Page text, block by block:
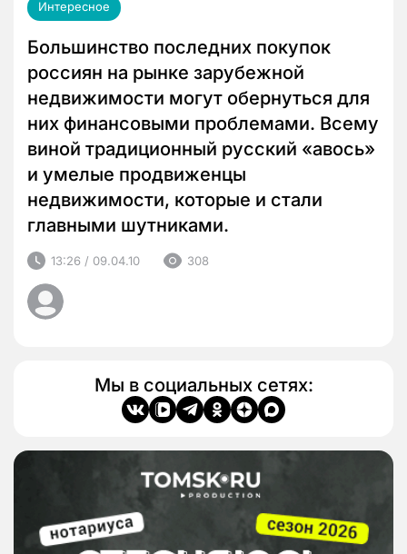
Интересное
Большинство последних покупок
россиян на рынке зарубежной
недвижимости могут обернуться для
них финансовыми проблемами. Всему
виной традиционный русский «авось»
и умелые продвиженцы
недвижимости, которые и стали
главными шутниками.
13:26 / 09.04.10 308
Мы в социальных сетях: